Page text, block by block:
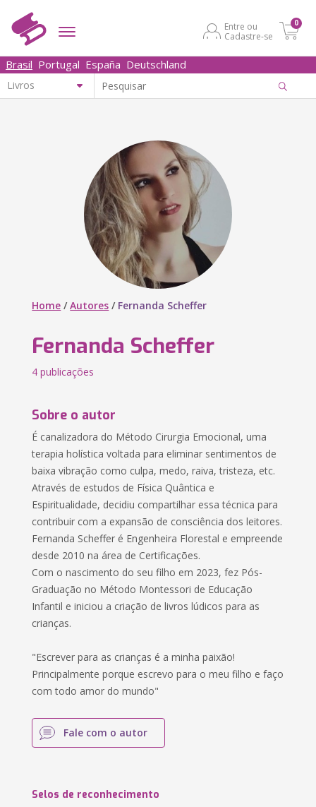
Entre ou
Cadastre-se
0
Brasil Portugal España Deutschland
Home /Autores / Fernanda Scheffer
Fernanda Scheffer
4 publicações
Sobre o autor
É canalizadora do Método Cirurgia Emocional, uma
terapia holística voltada para eliminar sentimentos de
baixa vibração como culpa, medo, raiva, tristeza, etc.
Através de estudos de Física Quântica e
Espiritualidade, decidiu compartilhar essa técnica para
contribuir com a expansão de consciência dos leitores.
Fernanda Scheffer é Engenheira Florestal e empreende
desde 2010 na área de Certificações.
Com o nascimento do seu filho em 2023, fez Pós-
Graduação no Método Montessori de Educação
Infantil e iniciou a criação de livros lúdicos para as
crianças.
"Escrever para as crianças é a minha paixão!
Principalmente porque escrevo para o meu filho e faço
com todo amor do mundo"
Fale com o autor
Selos de reconhecimento